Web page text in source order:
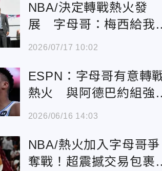
NBA/決定轉戰熱火發
展 字母哥：梅西給我
氣迎接新挑戰
2026/07/17 10:02
ESPN：字母哥有意轉
熱火 與阿德巴約組強
前場
2026/06/16 14:03
NBA/熱火加入字母哥爭
奪戰！超震撼交易包裹